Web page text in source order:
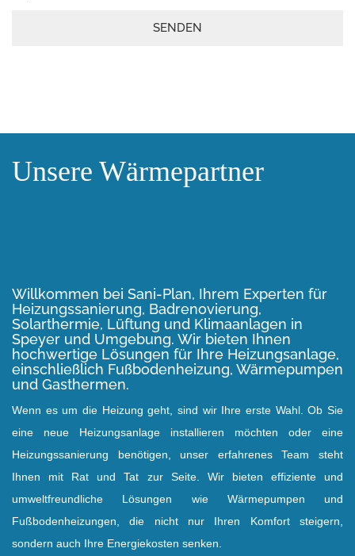
Unsere Wärmepartner
Willkommen bei Sani-Plan, Ihrem Experten für
Heizungssanierung, Badrenovierung,
Solarthermie, Lüftung und Klimaanlagen in
Speyer und Umgebung. Wir bieten Ihnen
hochwertige Lösungen für Ihre Heizungsanlage,
einschließlich Fußbodenheizung, Wärmepumpen
und Gasthermen.
Wenn es um die Heizung geht, sind wir Ihre erste Wahl. Ob Sie
eine neue Heizungsanlage installieren möchten oder eine
Heizungssanierung benötigen, unser erfahrenes Team steht
Ihnen mit Rat und Tat zur Seite. Wir bieten effiziente und
umweltfreundliche Lösungen wie Wärmepumpen und
Fußbodenheizungen, die nicht nur Ihren Komfort steigern,
sondern auch Ihre Energiekosten senken.